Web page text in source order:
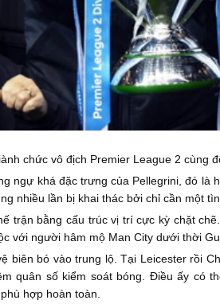
chức vô địch Premier League 2 cùng
ngự khá đặc trưng của Pellegrini, đó là
nhiều lần bị khai thác bởi chỉ cần một
trận bằng cấu trúc vị trí cực kỳ chặt
với người hâm mộ Man City dưới thời
biên bó vào trung lộ. Tại Leicester rồi
quân số kiểm soát bóng. Điều ấy có
hợp hoàn toàn.